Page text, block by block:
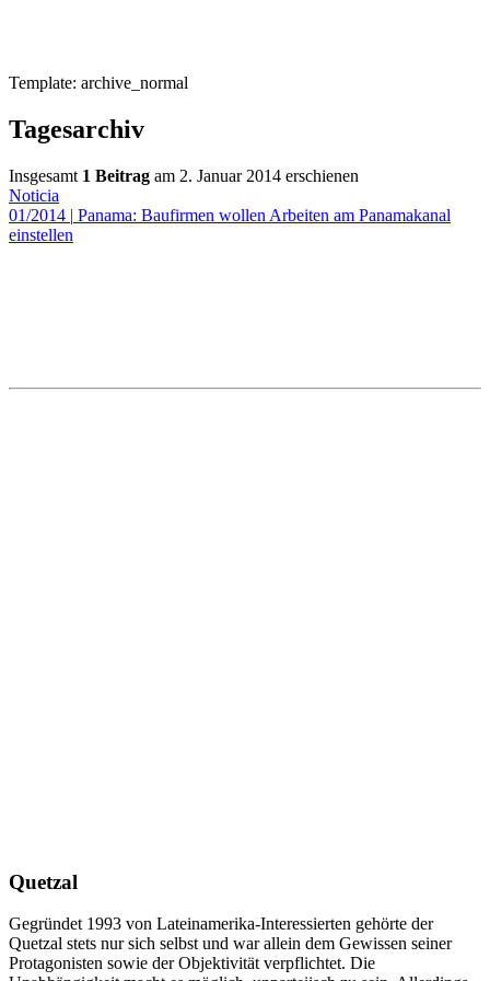
Template: archive_normal
Tagesarchiv
Insgesamt 1 Beitrag am 2. Januar 2014 erschienen
Noticia
01/2014 | Panama: Baufirmen wollen Arbeiten am Panamakanal
einstellen
Quetzal
Gegründet 1993 von Lateinamerika-Interessierten gehörte der
Quetzal stets nur sich selbst und war allein dem Gewissen seiner
Protagonisten sowie der Objektivität verpflichtet. Die